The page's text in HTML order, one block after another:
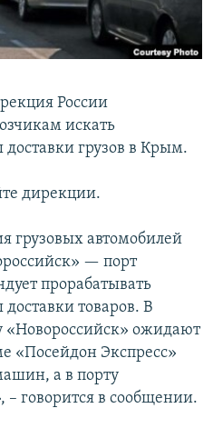
России
искать
грузов в Крым.
дирекции.
грузовых автомобилей
— порт
прорабатывать
товаров. В
«Новороссийск» ожидают
«Посейдон Экспресс»
а в порту
– говорится в сообщении.